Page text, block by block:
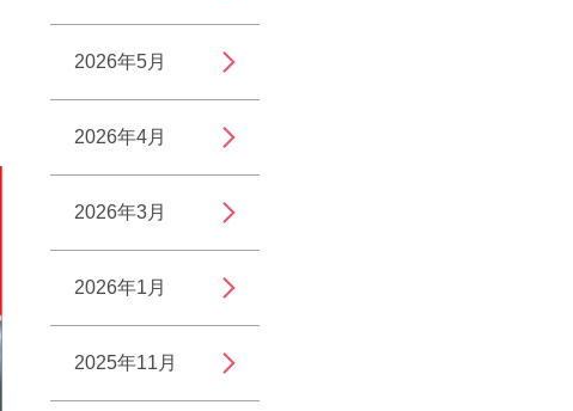
2026年5月
2026年4月
2026年3月
2026年1月
2025年11月